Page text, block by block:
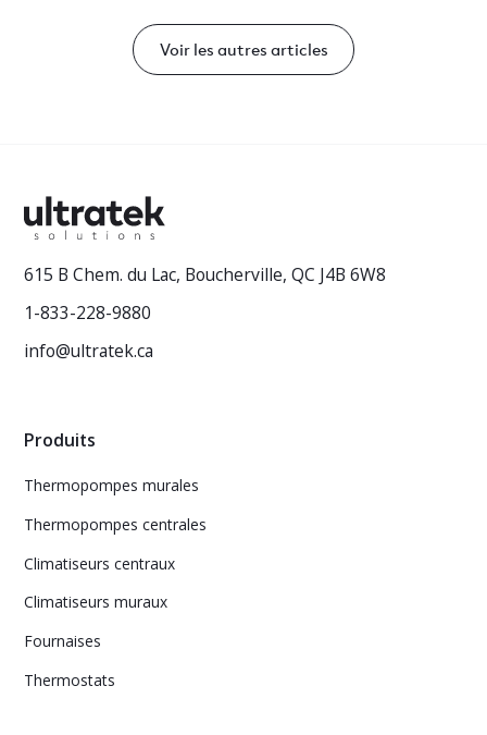
Voir les autres articles
615 B Chem. du Lac, Boucherville, QC J4B 6W8
1-833-228-9880
info@ultratek.ca
Produits
Thermopompes murales
Thermopompes centrales
Climatiseurs centraux
Climatiseurs muraux
Fournaises
Thermostats